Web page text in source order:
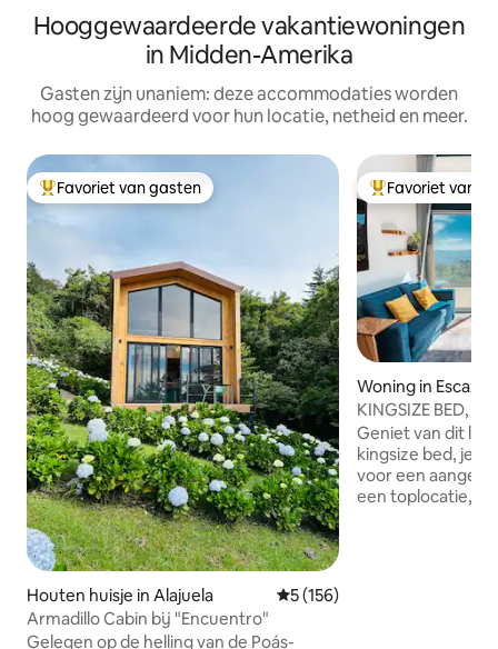
Hooggewaardeerde vakantiewoningen
in Midden-Amerika
Gasten zijn unaniem: deze accommodaties worden
hoog gewaardeerd voor hun locatie, netheid en meer.
Topfavoriet van gasten
Favoriet van gasten
Houten huisje in Alajuela Gemiddelde beoordeling
5 (156)
Armadillo Cabin bij "Encuentro"
Gelegen op de helling van de Poás-
Topfavoriet van
Favoriet van
Woning in Escazu
KINGSIZE BED,
groene gebieden,
Geniet van dit
kingsize bed, je
voor een
een toplocatie,